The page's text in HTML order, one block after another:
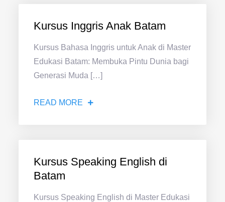
Kursus Inggris Anak Batam
Kursus Bahasa Inggris untuk Anak di Master
Edukasi Batam: Membuka Pintu Dunia bagi
Generasi Muda […]
READ MORE
Kursus Speaking English di
Batam
Kursus Speaking English di Master Edukasi